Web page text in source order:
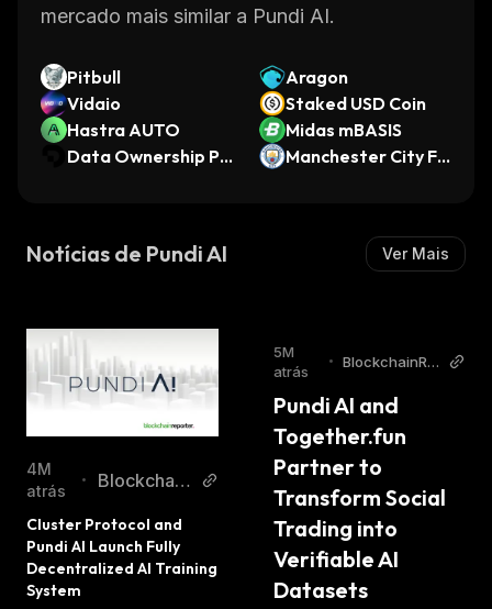
mercado mais similar a Pundi AI.
Pitbull
Aragon
Vidaio
Staked USD Coin
Hastra AUTO
Midas mBASIS
Data Ownership Pr
Manchester City Fa
Notícias de Pundi AI Ver Mais
4M
atrás
•
Blockchain
Cluster Protocol and
Pundi AI Launch Fully
Decentralized AI Training
System
5M
atrás
• BlockchainRe
Pundi AI and
Together.fun
Partner to
Transform Social
Trading into
Verifiable AI
Datasets